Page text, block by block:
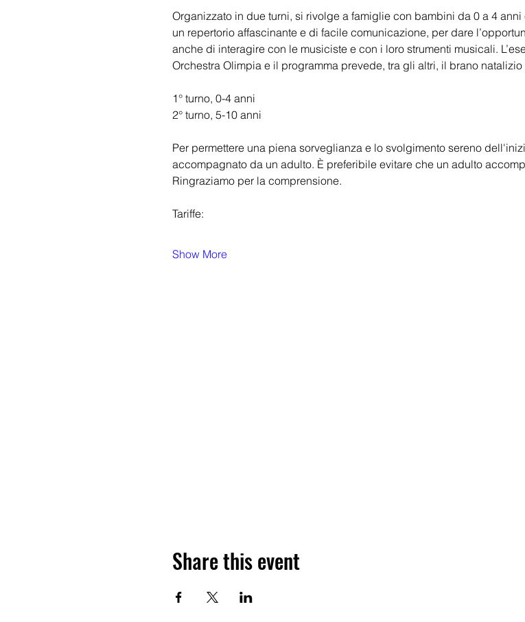
Organizzato in due turni, si rivolge a famiglie con bambini da 0 a 4
un repertorio affascinante e di facile comunicazione, per dare
anche di interagire con le musiciste e con i loro strumenti musicali.
Orchestra Olimpia e il programma prevede, tra gli altri, il brano
1° turno, 0-4 anni
2° turno, 5-10 anni
Per permettere una piena sorveglianza e lo svolgimento sereno
accompagnato da un adulto. È preferibile evitare che un adulto
Ringraziamo per la comprensione.
Tariffe:
Show More
Share this event